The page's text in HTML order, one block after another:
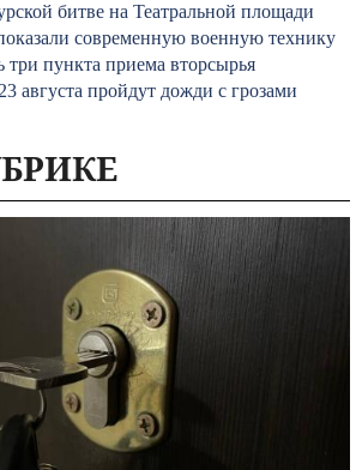
битве на Театральной площади
современную военную технику
три пункта приема вторсырья
августа пройдут дожди с грозами